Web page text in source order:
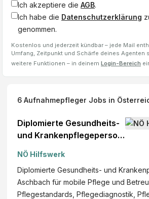
Ich akzeptiere die AGB.
Ich habe die Datenschutzerklärung
genommen.
Kostenlos und jederzeit kündbar – jede Mail
Umfang, Zeitpunkt und Schärfe deines Agenten
weitere Funktionen – in deinem Login-Bereich
6 Aufnahmepfleger Jobs in
Diplomierte Gesundheits-
und Krankenpflegeperson
NÖ Hilfswerk
Diplomierte Gesundheits- und
Aschbach für mobile Pflege und
Pflegestandards, Pflegediagnostik,